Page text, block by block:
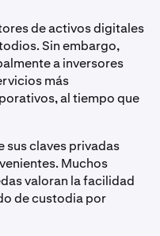
de activos digitales
Sin embargo,
a inversores
más
al tiempo que
sus claves privadas
Muchos
valoran la facilidad
de custodia por